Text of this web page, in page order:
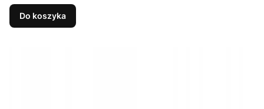
Do koszyka